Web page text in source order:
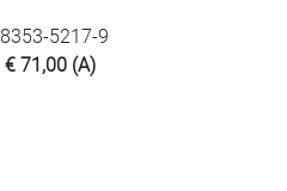
5217-9
71,00 (A)